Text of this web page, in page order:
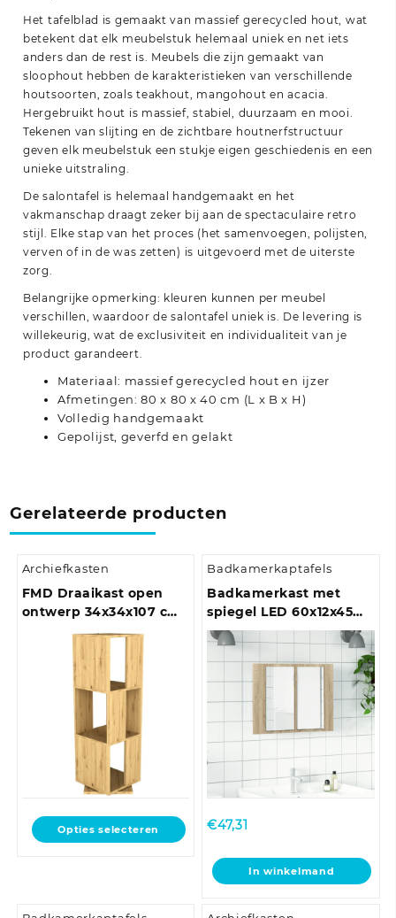
Het tafelblad is gemaakt van massief gerecycled hout, wat
betekent dat elk meubelstuk helemaal uniek en net iets
anders dan de rest is. Meubels die zijn gemaakt van
sloophout hebben de karakteristieken van verschillende
houtsoorten, zoals teakhout, mangohout en acacia.
Hergebruikt hout is massief, stabiel, duurzaam en mooi.
Tekenen van slijting en de zichtbare houtnerfstructuur
geven elk meubelstuk een stukje eigen geschiedenis en een
unieke uitstraling.
De salontafel is helemaal handgemaakt en het
vakmanschap draagt zeker bij aan de spectaculaire retro
stijl. Elke stap van het proces (het samenvoegen, polijsten,
verven of in de was zetten) is uitgevoerd met de uiterste
zorg.
Belangrijke opmerking: kleuren kunnen per meubel
verschillen, waardoor de salontafel uniek is. De levering is
willekeurig, wat de exclusiviteit en individualiteit van je
product garandeert.
Materiaal: massief gerecycled hout en ijzer
Afmetingen: 80 x 80 x 40 cm (L x B x H)
Volledig handgemaakt
Gepolijst, geverfd en gelakt
Gerelateerde producten
Archiefkasten
FMD Draaikast open
ontwerp 34x34x107 cm
antiek-eikenkleurig
Opties selecteren
Dit
product
Badkamerkaptafels
Badkamerkast met
spiegel LED 60x12x45
acryl sonoma
eikenkleurig
€47,31
In winkelmand